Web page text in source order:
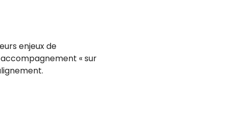
enjeux de
« sur